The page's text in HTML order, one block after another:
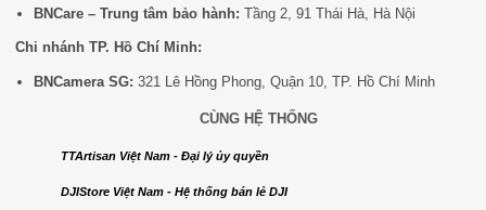
BNCare – Trung tâm bảo hành: Tầng 2, 91 Thái Hà, Hà Nội
Chi nhánh TP. Hồ Chí Minh:
BNCamera SG: 321 Lê Hồng Phong, Quận 10, TP. Hồ Chí Minh
CÙNG HỆ THỐNG
TTArtisan Việt Nam - Đại lý ủy quyền
DJIStore Việt Nam - Hệ thống bán lẻ DJI